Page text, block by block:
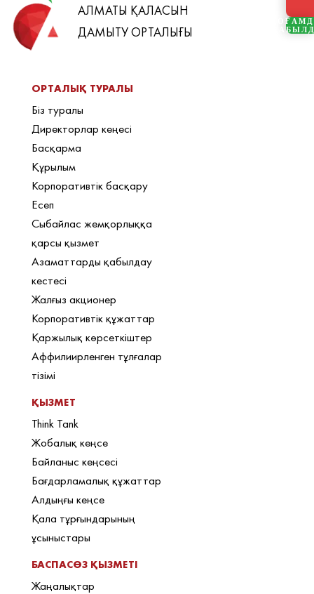
АЛМАТЫ ҚАЛАСЫН
ДАМЫТУ ОРТАЛЫҒЫ
ОРТАЛЫҚ ТУРАЛЫ
Біз туралы
Директорлар кеңесі
Басқарма
Құрылым
Корпоративтік басқару
Есеп
Сыбайлас жемқорлыққа
қарсы қызмет
Азаматтарды қабылдау
кестесі
Жалғыз акционер
Корпоративтік құжаттар
Қаржылық көрсеткіштер
Аффилиирленген тұлғалар
тізімі
ҚЫЗМЕТ
Think Tank
Жобалық кеңсе
Байланыс кеңсесі
Бағдарламалық құжаттар
Алдыңғы кеңсе
Қала тұрғындарының
ұсыныстары
БАСПАСӨЗ ҚЫЗМЕТІ
Жаңалықтар